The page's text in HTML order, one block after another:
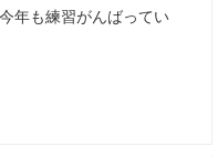
年も練習がんばってい